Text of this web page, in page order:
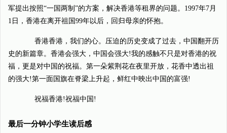
军提出按照“一国两制”的方案，解决香港等租界的问题。1997年7月
1日，香港在离开祖国99年以后，回归母亲的怀抱。
香港香港，我们的心。压迫的历史变成了过去，中国翻开历
史的新篇章。香港会强大，中国会强大!我的感触不只是对香港的祝
福，更是对中国的祝福。第一朵紫荆花在夜里开放，花香中透出祖
的强大!第一面国旗在脊梁上升起，鲜红中映出中国的富强!
祝福香港!祝福中国!
最后一分钟小学生读后感